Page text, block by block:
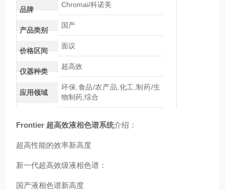
品牌
Chromai/科诺美
产品类别
国产
价格区间
面议
仪器种类
超高效
应用领域
环保,食品/农产品,化工,制药/生
物制药,综合
Frontier 超高效液相色谱系统介绍：
超高性能的效率新高度
新一代超高效级液相色谱：
国产液相色谱新高度